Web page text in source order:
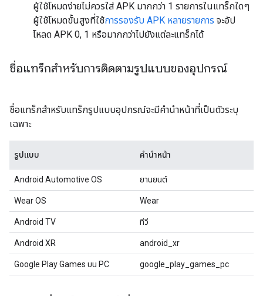
ผู้ใช้โหมดง่ายไม่ควรใส่ APK มากกว่า 1 รายการในแทร็กใดๆ
ผู้ใช้โหมดขั้นสูงที่ใช้การรองรับ APK หลายรายการ จะอัป
โหลด APK 0, 1 หรือมากกว่าไปยังแต่ละแทร็กได้
ชื่อแทร็กสำหรับการติดตามรูปแบบของอุปกรณ์
ชื่อแทร็กสำหรับแทร็กรูปแบบอุปกรณ์จะมีคำนำหน้าที่เป็นตัวระบุ
เฉพาะ
รูปแบบ คำนำหน้า
Android Automotive OS ยานยนต์
Wear OS Wear
Android TV ทีวี
Android XR android_xr
Google Play Games บน PC google_play_games_pc